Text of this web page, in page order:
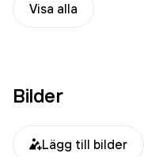
Visa alla
Bilder
Lägg till bilder